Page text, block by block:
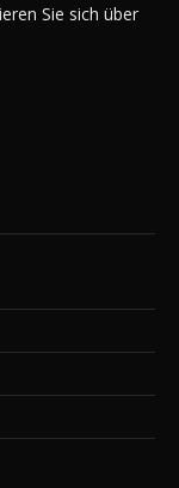
Sie sich über